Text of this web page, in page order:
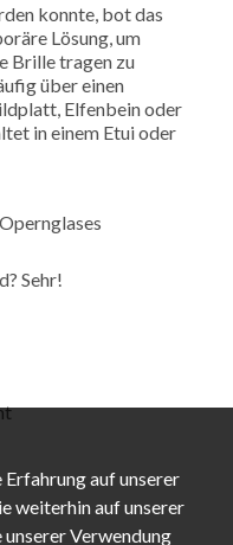
konnte, bot das
Lösung, um
Brille tragen zu
über einen
Elfenbein oder
in einem Etui oder
Sehr!
auf unserer
weiterhin auf unserer
Verwendung